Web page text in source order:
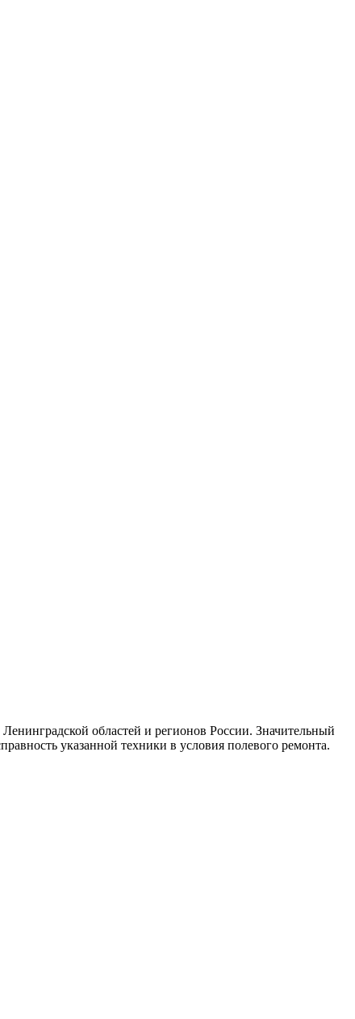
областей и регионов России. Значительный
указанной техники в условия полевого ремонта.